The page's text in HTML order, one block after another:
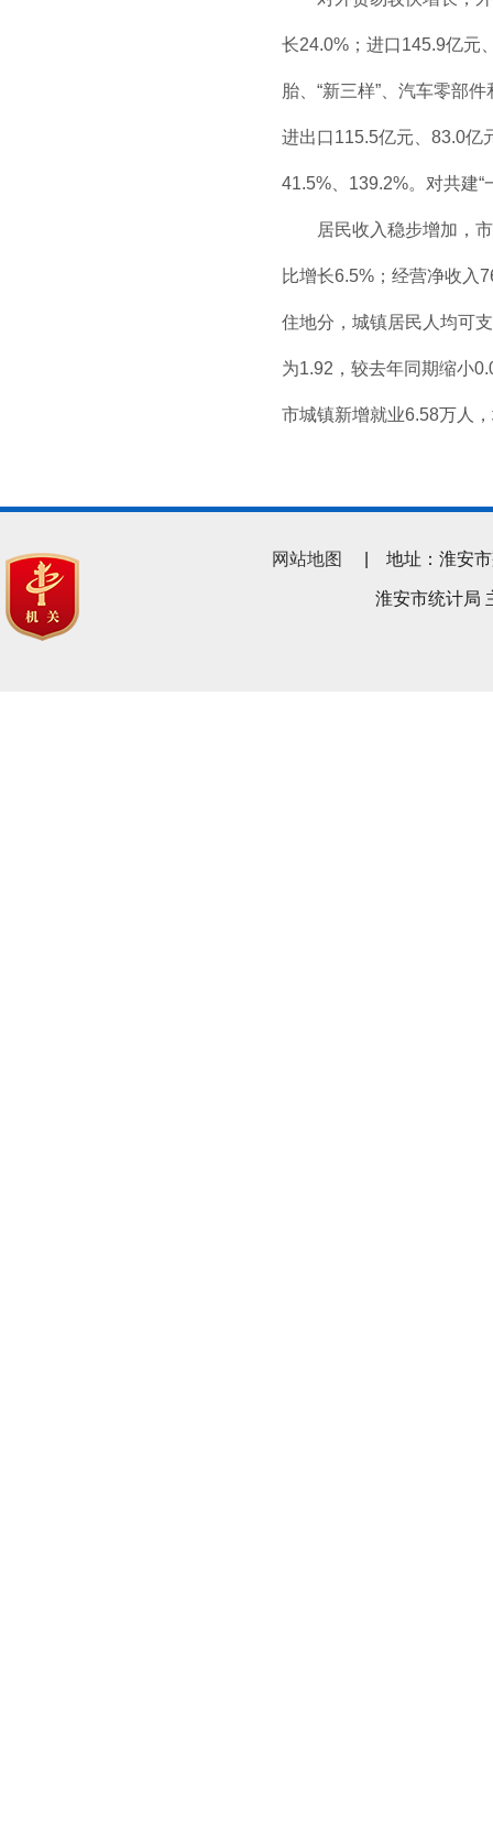
长24.0%；进口145.9亿元
胎、“新三样”、汽车零部
进出口115.5亿元、83.0亿
41.5%、139.2%。对共建
居民收入稳步增加，市
比增长6.5%；经营净收入
住地分，城镇居民人均可
为1.92，较去年同期缩小
市城镇新增就业6.58万人
网站地图 | 地址：淮安市
淮安市统计